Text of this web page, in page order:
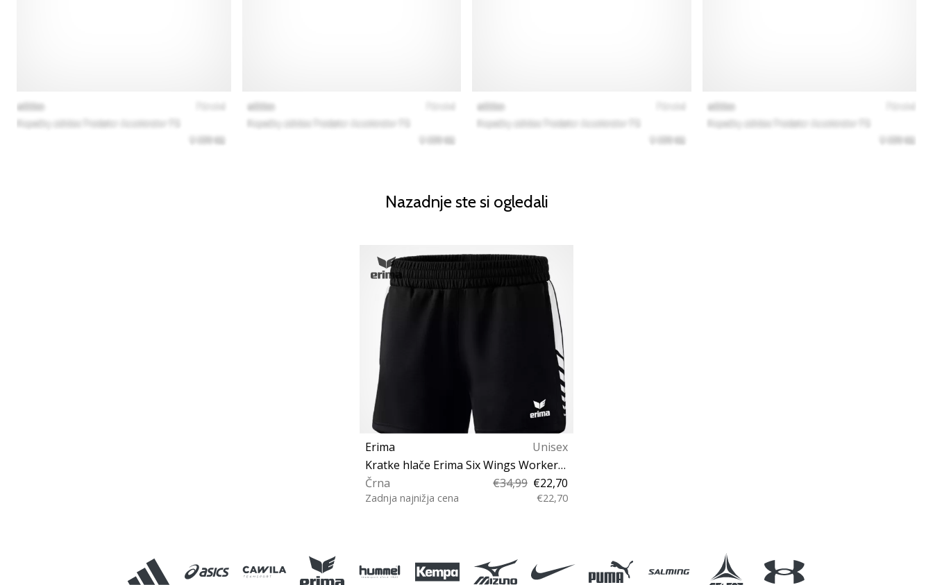
Nazadnje ste si ogledali
Erima
Unisex
Kratke hlače Erima Six Wings Worker Shorts W
Črna
€34,99 €22,70
Zadnja najnižja cena €22,70